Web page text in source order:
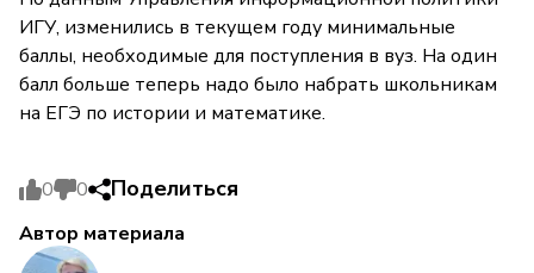
ИГУ, изменились в текущем году минимальные
баллы, необходимые для поступления в вуз. На один
балл больше теперь надо было набрать школьникам
на ЕГЭ по истории и математике.
0 0 Поделиться
Автор материала